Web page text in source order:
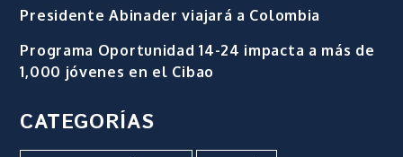
Presidente Abinader viajará a Colombia
Programa Oportunidad 14-24 impacta a más de
1,000 jóvenes en el Cibao
CATEGORÍAS